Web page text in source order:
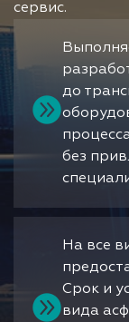
сервис.
до
без
На все
Срок и
вида